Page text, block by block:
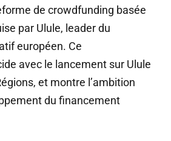
de crowdfunding basée
par Ulule, leader du
européen. Ce
avec le lancement sur Ulule
et montre l’ambition
du financement